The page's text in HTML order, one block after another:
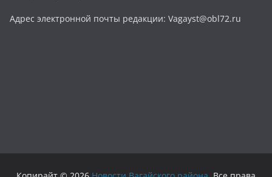
Адрес электронной почты редакции: Vagayst@obl72.ru